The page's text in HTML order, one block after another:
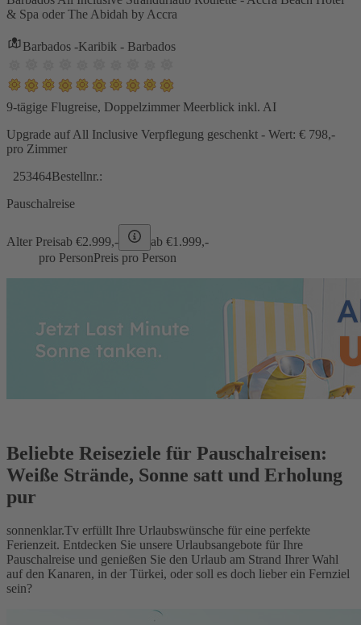
& Spa oder The Abidah by Accra
Barbados -Karibik - Barbados
9-tägige Flugreise, Doppelzimmer Meerblick inkl. AI
Upgrade auf All Inclusive Verpflegung geschenkt - Wert: € 798,-
pro Zimmer
253464Bestellnr.:
Pauschalreise
Alter Preisab €2.999,- ab €1.999,-
pro PersonPreis pro Person
Beliebte Reiseziele für Pauschalreisen:
Weiße Strände, Sonne satt und Erholung
pur
sonnenklar.Tv erfüllt Ihre Urlaubswünsche für eine perfekte
Ferienzeit. Entdecken Sie unsere Urlaubsangebote für Ihre
Pauschalreise und genießen Sie den Urlaub am Strand Ihrer Wahl
auf den Kanaren, in der Türkei, oder soll es doch lieber ein Fernziel
sein?